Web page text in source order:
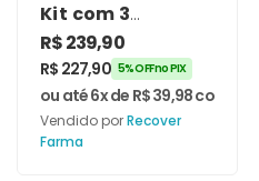
Kit com 3
unidades de
Ácido
Hialurônico
100mg +
Colágeno 500mg
120 Cápsulas –
R$239,90
R$ 227,90 5% OFF no PIX
ou até 6x de R$39,98com juros
Vendido porRecover
Farma